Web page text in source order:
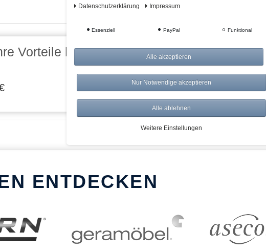
Vorteile bei AWWM:
Risikolos: 14 Tage Rückgabe
Über 20.000 Artikel
ENTDECKEN
Daten­schutz­erklärung Impressum
Essenziell PayPal Funktional
Alle akzeptieren
Nur Notwendige akzeptieren
Alle ablehnen
Weitere Einstellungen